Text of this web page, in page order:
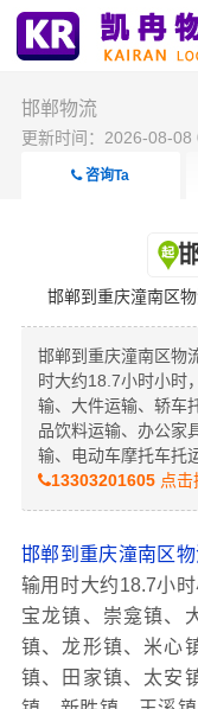
邯郸物流
更新时间：2026-08-08
咨询Ta
邯郸到重庆潼南区
邯郸到重庆潼南区物
时大约18.7小时小时
输、大件运输、轿车
品饮料运输、办公家
输、电动车摩托车托
13303201605点击
邯郸到重庆潼南区
输用时大约18.7小
宝龙镇、崇龛镇、
镇、龙形镇、米心
镇、田家镇、太安